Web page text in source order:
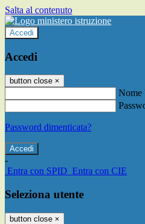
Salta al contenuto
Accedi
Accedi
button close ×
Nome
Password dimenticata?
-
Entra con SPID Entra con CIE
Seleziona utente
button close ×